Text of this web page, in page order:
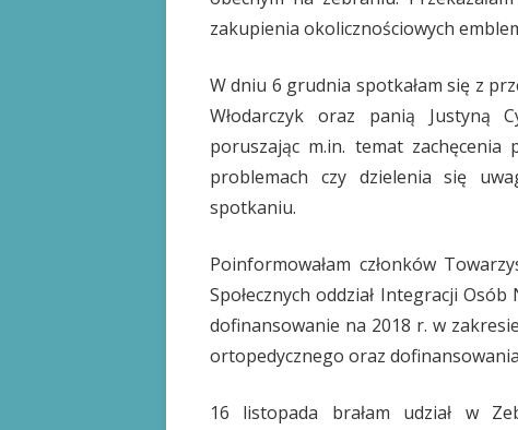
zakupienia okolicznościowych
W dniu 6 grudnia spotkałam się z
Włodarczyk oraz panią Justyną
poruszając m.in. temat
problemach czy dzielenia się
spotkaniu.
Poinformowałam członków
Społecznych oddział Integracji
dofinansowanie na 2018 r. w
ortopedycznego oraz
16 listopada brałam udział w